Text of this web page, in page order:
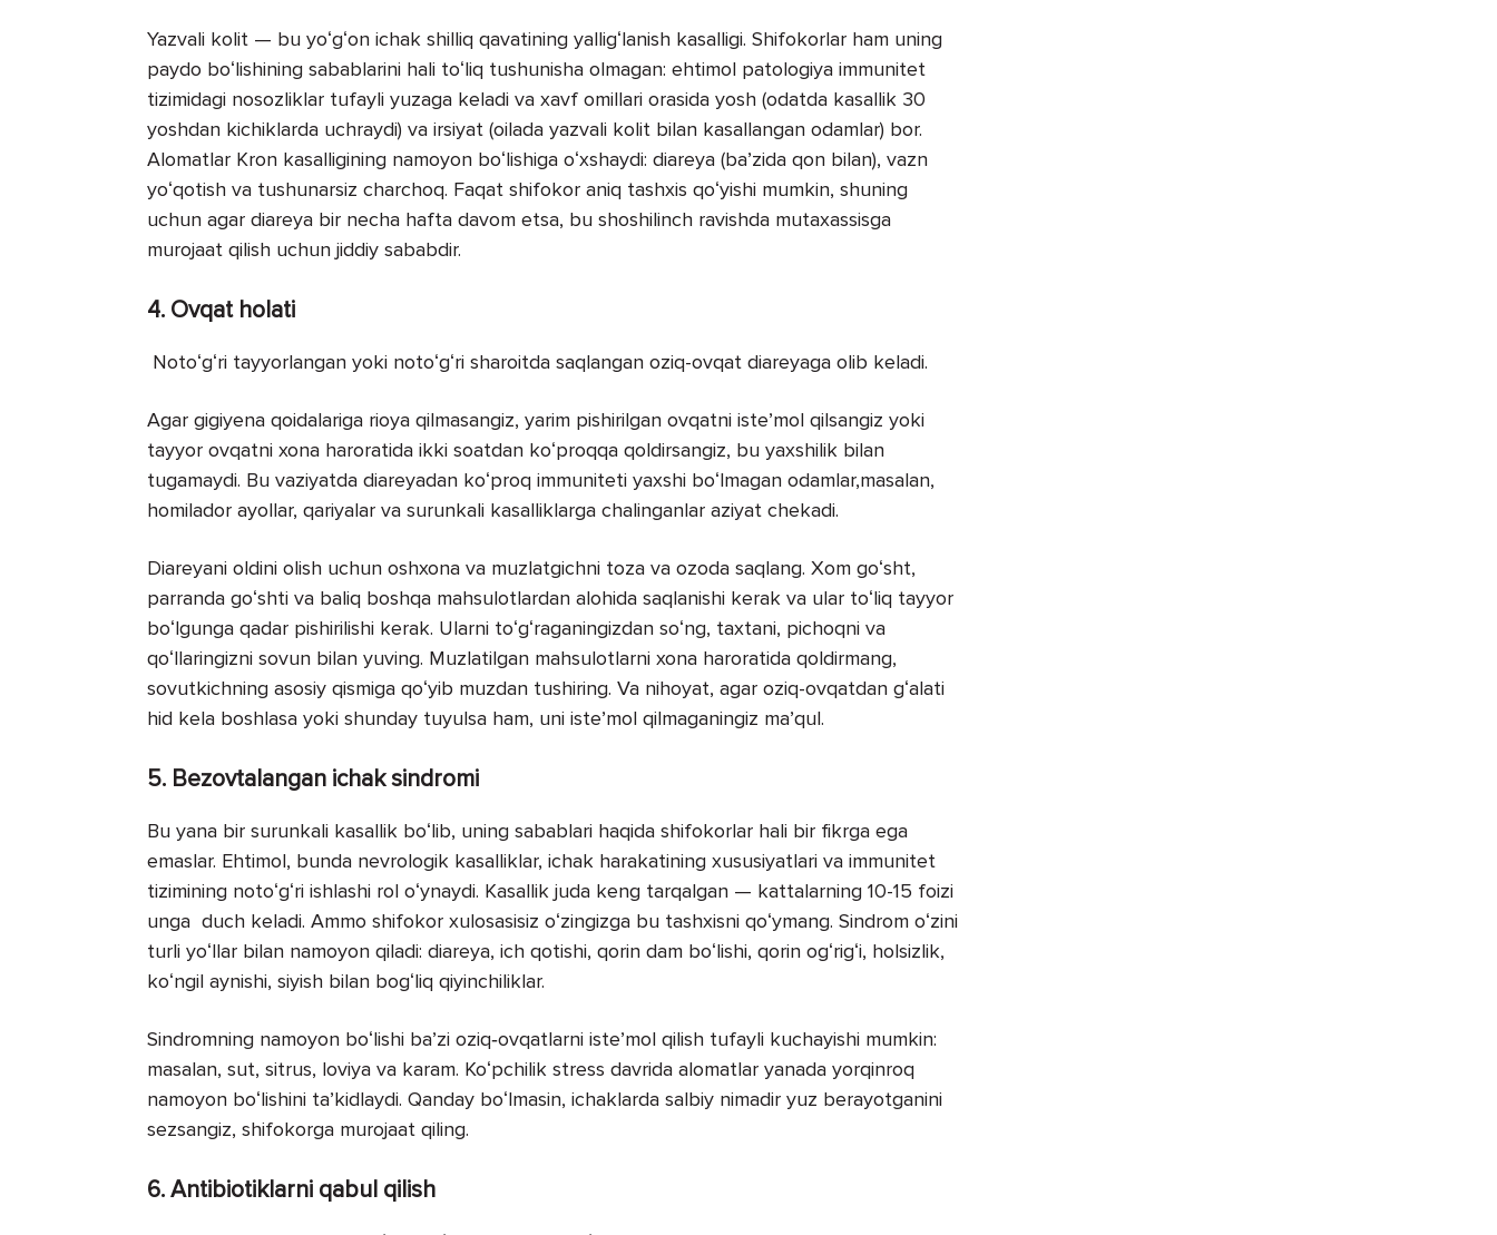
Yazvali kolit — bu yoʻgʻon ichak shilliq qavatining yalligʻlanish kasalligi. Shifokorlar ham uning
paydo boʻlishining sabablarini hali toʻliq tushunisha olmagan: ehtimol patologiya immunitet
tizimidagi nosozliklar tufayli yuzaga keladi va xavf omillari orasida yosh (odatda kasallik 30
yoshdan kichiklarda uchraydi) va irsiyat (oilada yazvali kolit bilan kasallangan odamlar) bor.
Alomatlar Kron kasalligining namoyon boʻlishiga oʻxshaydi: diareya (baʼzida qon bilan), vazn
yoʻqotish va tushunarsiz charchoq. Faqat shifokor aniq tashxis qoʻyishi mumkin, shuning
uchun agar diareya bir necha hafta davom etsa, bu shoshilinch ravishda mutaxassisga
murojaat qilish uchun jiddiy sababdir.
4. Ovqat holati
Notoʻgʻri tayyorlangan yoki notoʻgʻri sharoitda saqlangan oziq-ovqat diareyaga olib keladi.
Agar gigiyena qoidalariga rioya qilmasangiz, yarim pishirilgan ovqatni isteʼmol qilsangiz yoki
tayyor ovqatni xona haroratida ikki soatdan koʻproqqa qoldirsangiz, bu yaxshilik bilan
tugamaydi. Bu vaziyatda diareyadan koʻproq immuniteti yaxshi boʻlmagan odamlar,masalan,
homilador ayollar, qariyalar va surunkali kasalliklarga chalinganlar aziyat chekadi.
Diareyani oldini olish uchun oshxona va muzlatgichni toza va ozoda saqlang. Xom goʻsht,
parranda goʻshti va baliq boshqa mahsulotlardan alohida saqlanishi kerak va ular toʻliq tayyor
boʻlgunga qadar pishirilishi kerak. Ularni toʻgʻraganingizdan soʻng, taxtani, pichoqni va
qoʻllaringizni sovun bilan yuving. Muzlatilgan mahsulotlarni xona haroratida qoldirmang,
sovutkichning asosiy qismiga qoʻyib muzdan tushiring. Va nihoyat, agar oziq-ovqatdan gʻalati
hid kela boshlasa yoki shunday tuyulsa ham, uni isteʼmol qilmaganingiz maʼqul.
5. Bezovtalangan ichak sindromi
Bu yana bir surunkali kasallik boʻlib, uning sabablari haqida shifokorlar hali bir fikrga ega
emaslar. Ehtimol, bunda nevrologik kasalliklar, ichak harakatining xususiyatlari va immunitet
tizimining notoʻgʻri ishlashi rol oʻynaydi. Kasallik juda keng tarqalgan — kattalarning 10-15 foizi
unga duch keladi. Ammo shifokor xulosasisiz oʻzingizga bu tashxisni qoʻymang. Sindrom oʻzini
turli yoʻllar bilan namoyon qiladi: diareya, ich qotishi, qorin dam boʻlishi, qorin ogʻrigʻi, holsizlik,
koʻngil aynishi, siyish bilan bogʻliq qiyinchiliklar.
Sindromning namoyon boʻlishi baʼzi oziq‑ovqatlarni isteʼmol qilish tufayli kuchayishi mumkin:
masalan, sut, sitrus, loviya va karam. Koʻpchilik stress davrida alomatlar yanada yorqinroq
namoyon boʻlishini taʼkidlaydi. Qanday boʻlmasin, ichaklarda salbiy nimadir yuz berayotganini
sezsangiz, shifokorga murojaat qiling.
6. Antibiotiklarni qabul qilish